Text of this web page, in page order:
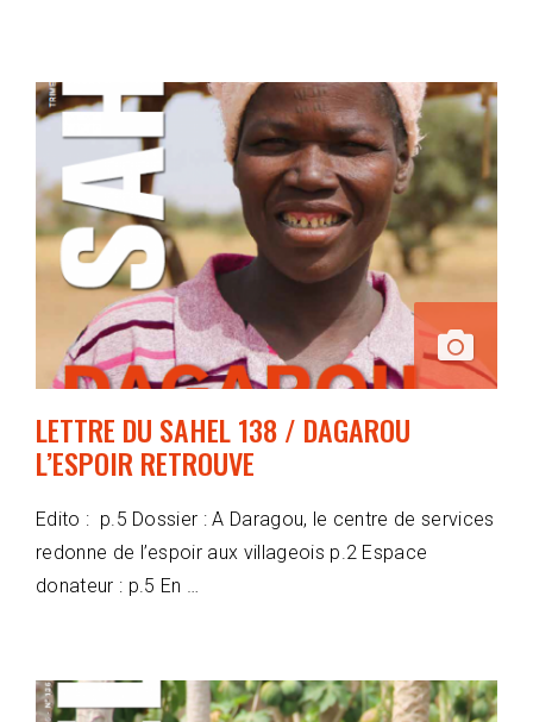
LETTRE DU SAHEL 138 / DAGAROU
L’ESPOIR RETROUVE
Edito : p.5 Dossier : A Daragou, le centre de services
redonne de l’espoir aux villageois p.2 Espace
donateur : p.5 En …